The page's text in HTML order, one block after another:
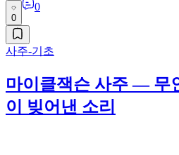
0
0
사주-기초
마이클잭슨 사주 — 무
이 빚어낸 소리